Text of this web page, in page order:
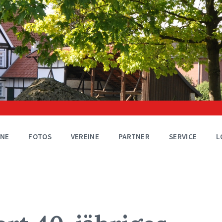
FOTOS VEREINE PARTNER SERVICE